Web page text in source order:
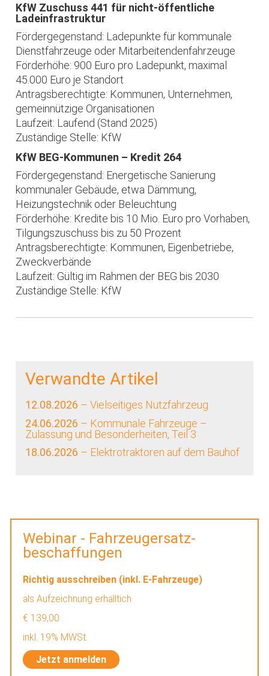
KfW Zuschuss 441 für nicht-öffentliche
Ladeinfrastruktur
Fördergegenstand: Ladepunkte für kommunale
Dienstfahrzeuge oder Mitarbeitendenfahrzeuge
Förderhöhe: 900 Euro pro Ladepunkt, maximal
45.000 Euro je Standort
Antragsberechtigte: Kommunen, Unternehmen,
gemeinnützige Organisationen
Laufzeit: Laufend (Stand 2025)
Zuständige Stelle: KfW
KfW BEG-Kommunen – Kredit 264
Fördergegenstand: Energetische Sanierung
kommunaler Gebäude, etwa Dämmung,
Heizungstechnik oder Beleuchtung
Förderhöhe: Kredite bis 10 Mio. Euro pro Vorhaben,
Tilgungszuschuss bis zu 50 Prozent
Antragsberechtigte: Kommunen, Eigenbetriebe,
Zweckverbände
Laufzeit: Gültig im Rahmen der BEG bis 2030
Zuständige Stelle: KfW
Verwandte Artikel
12.08.2026 – Vielseitiges Nutzfahrzeug
24.06.2026 – Kommunale Fahrzeuge –
Zulassung und Besonderheiten, Teil 3
18.06.2026 – Elektrotraktoren auf dem Bauhof
Webinar - Fahrzeugersatz-
beschaffungen
Richtig ausschreiben (inkl. E-Fahrzeuge)
als Aufzeichnung erhälltich
€ 139,00
inkl. 19% MWSt.
Jetzt anmelden